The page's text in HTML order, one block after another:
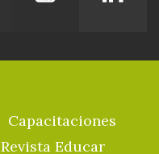
Capacitaciones
Revista Educar